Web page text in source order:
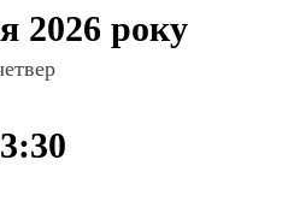
2026 року